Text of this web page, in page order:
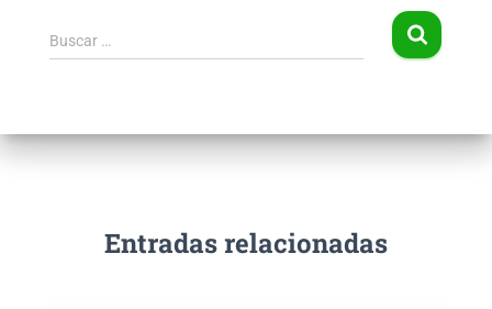
Buscar …
Entradas relacionadas